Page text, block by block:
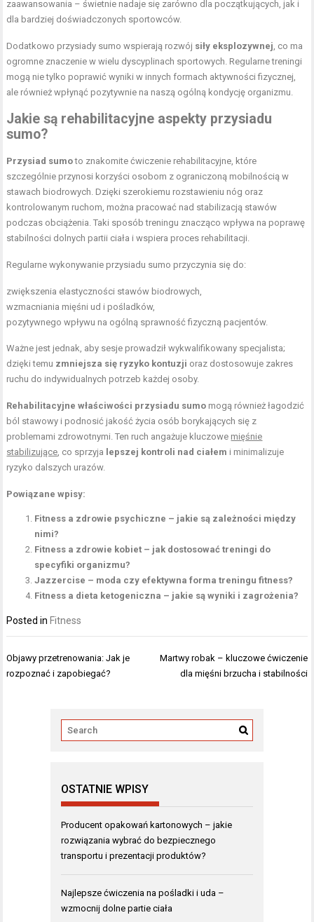
zaawansowania – świetnie nadaje się zarówno dla początkujących, jak i
dla bardziej doświadczonych sportowców.
Dodatkowo przysiady sumo wspierają rozwój siły eksplozywnej, co ma
ogromne znaczenie w wielu dyscyplinach sportowych. Regularne treningi
mogą nie tylko poprawić wyniki w innych formach aktywności fizycznej,
ale również wpłynąć pozytywnie na naszą ogólną kondycję organizmu.
Jakie są rehabilitacyjne aspekty przysiadu
sumo?
Przysiad sumoto znakomite ćwiczenie rehabilitacyjne, które
szczególnie przynosi korzyści osobom z ograniczoną mobilnością w
stawach biodrowych. Dzięki szerokiemu rozstawieniu nóg oraz
kontrolowanym ruchom, można pracować nad stabilizacją stawów
podczas obciążenia. Taki sposób treningu znacząco wpływa na poprawę
stabilności dolnych partii ciała i wspiera proces rehabilitacji.
Regularne wykonywanie przysiadu sumo przyczynia się do:
zwiększenia elastyczności stawów biodrowych,
wzmacniania mięśni ud i pośladków,
pozytywnego wpływu na ogólną sprawność fizyczną pacjentów.
Ważne jest jednak, aby sesje prowadził wykwalifikowany specjalista;
dzięki temu zmniejsza się ryzyko kontuzji oraz dostosowuje zakres
ruchu do indywidualnych potrzeb każdej osoby.
Rehabilitacyjne właściwości przysiadu sumo mogą również łagodzić
ból stawowy i podnosić jakość życia osób borykających się z
problemami zdrowotnymi. Ten ruch angażuje kluczowe mięśnie
stabilizujące, co sprzyja lepszej kontroli nad ciałem i minimalizuje
ryzyko dalszych urazów.
Powiązane wpisy:
Fitness a zdrowie psychiczne – jakie są zależności między
nimi?
Fitness a zdrowie kobiet – jak dostosować treningi do
specyfiki organizmu?
Jazzercise – moda czy efektywna forma treningu fitness?
Fitness a dieta ketogeniczna – jakie są wyniki i zagrożenia?
Posted in Fitness
Nawigacja
wpisu
Objawy przetrenowania: Jak je
rozpoznać i zapobiegać?
Martwy robak – kluczowe ćwiczenie
dla mięśni brzucha i stabilności
OSTATNIE WPISY
Producent opakowań kartonowych – jakie
rozwiązania wybrać do bezpiecznego
transportu i prezentacji produktów?
Najlepsze ćwiczenia na pośladki i uda –
wzmocnij dolne partie ciała